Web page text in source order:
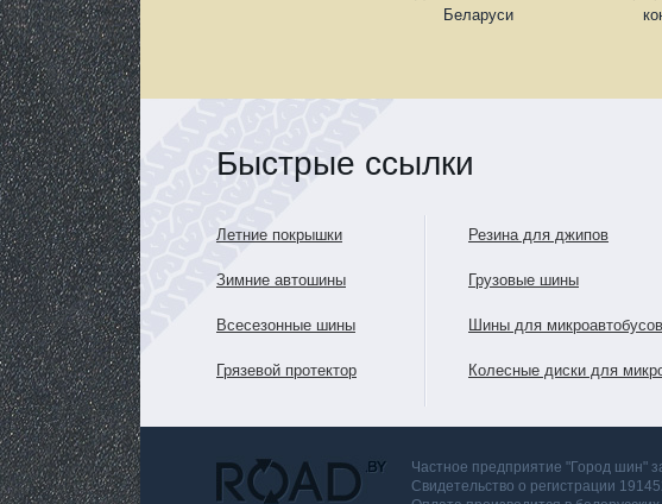
Беларуси
Быстрые ссылки
Летние покрышки
Зимние автошины
Всесезонные шины
Грязевой протектор
Резина для джипов
Грузовые шины
Шины для микроавтобусов
Колесные диски для
Частное предприятие "Город шин"
Свидетельство о регистрации